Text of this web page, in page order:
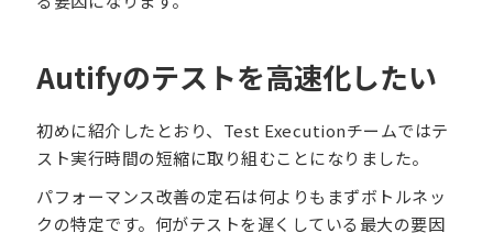
Autifyのテストを高速化したい
初めに紹介したとおり、Test Executionチームではテ
スト実行時間の短縮に取り組むことになりました。
パフォーマンス改善の定石は何よりもまずボトルネッ
クの特定です。何がテストを遅くしている最大の要因